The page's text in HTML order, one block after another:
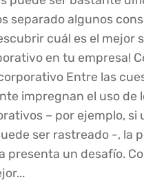
separado algunos
cuál es el mejor
en tu empresa!
Entre las
impregnan el uso de
– por ejemplo, si
ser rastreado -, la
presenta un desafío.